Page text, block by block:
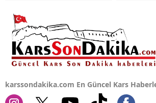
karssondakika.com En Güncel Kars